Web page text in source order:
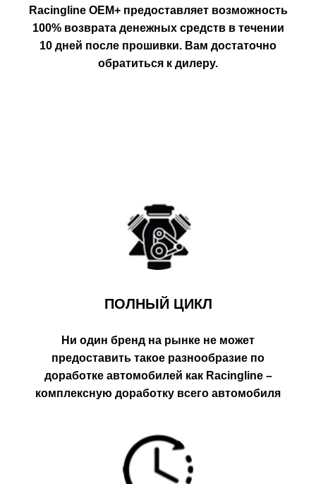
Racingline OEM+ предоставляет возможность
100% возврата денежных средств в течении
10 дней после прошивки. Вам достаточно
обратиться к дилеру.
ПОЛНЫЙ ЦИКЛ
Ни один бренд на рынке не может
предоставить такое разнообразие по
доработке автомобилей как Racingline –
комплексную доработку всего автомобиля